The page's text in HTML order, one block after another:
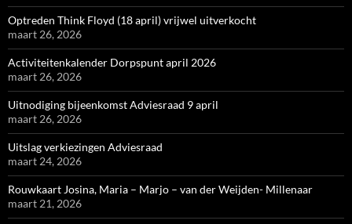
Optreden Think Floyd (18 april) vrijwel uitverkocht
maart 26, 2026
Activiteitenkalender Dorpspunt april 2026
maart 26, 2026
Uitnodiging bijeenkomst Adviesraad 9 april
maart 26, 2026
Uitslag verkiezingen Adviesraad
maart 24, 2026
Rouwkaart Josina, Maria – Marjo – van der Weijden- Millenaar
maart 21, 2026